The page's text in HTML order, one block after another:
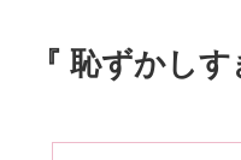
『 恥ずかし